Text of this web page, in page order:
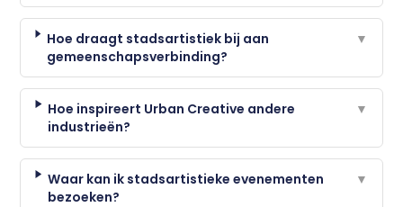
Hoe draagt stadsartistiek bij aan
gemeenschapsverbinding?
▼
Hoe inspireert Urban Creative andere
industrieën?
▼
Waar kan ik stadsartistieke evenementen
bezoeken?
▼